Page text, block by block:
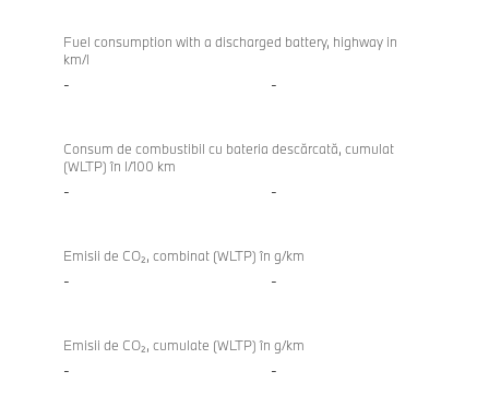
Fuel consumption with a discharged battery, highway in
km/l
- -
Consum de combustibil cu bateria descărcată, cumulat
(WLTP) în l/100 km
- -
Emisii de CO₂, combinat (WLTP) în g/km
- -
Emisii de CO₂, cumulate (WLTP) în g/km
- -